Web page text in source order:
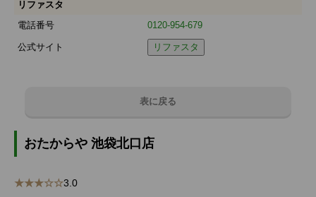
リファスタ
電話番号
0120-954-679
公式サイト リファスタ
表に戻る
おたからや 池袋北口店
★★★☆☆3.0